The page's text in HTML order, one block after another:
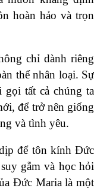
hoàn hảo và trọn
chỉ dành riêng
thể nhân loại. Sự
tất cả chúng ta
để trở nên giống
và tình yêu.
để tôn kính Đức
gẫm và học hỏi
Đức Maria là một